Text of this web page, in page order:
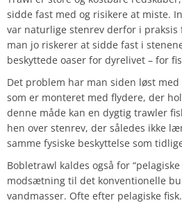
sidde fast med og risikere at miste.
var naturlige stenrev derfor i
man jo riskerer at sidde fast i
beskyttede oaser for dyrelivet – for
Det problem har man siden løst med
som er monteret med flydere, der
denne måde kan en dygtig trawler
hen over stenrev, der således ikke
samme fysiske beskyttelse som
Bobletrawl kaldes også for
modsætning til det konventionelle
vandmasser. Ofte efter pelagiske fisk.